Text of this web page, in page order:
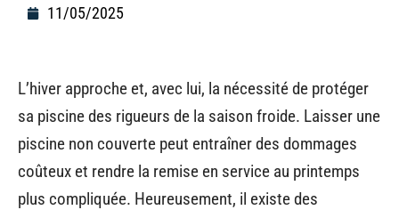
11/05/2025
L’hiver approche et, avec lui, la nécessité de protéger
sa piscine des rigueurs de la saison froide. Laisser une
piscine non couverte peut entraîner des dommages
coûteux et rendre la remise en service au printemps
plus compliquée. Heureusement, il existe des